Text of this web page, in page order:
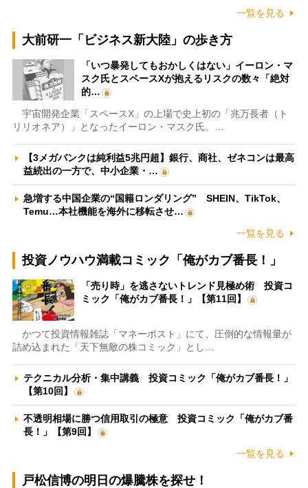
一覧を見る
大前研一「ビジネス新大陸」の歩き方
「いつ暴発してもおかしくはない」イーロン・マ
スク氏とスペースXが抱えるリスクの数々「絶対
的…
宇宙開発企業「スペースX」の上場で史上初の「兆万長者（ト
リリオネア）」となったイーロン・マスク氏。…
【3メガバンクは純利益5兆円超】銀行、商社、ゼネコンは最高
益続出の一方で、中小企業・…
急増する中国企業の“国籍ロンダリング” SHEIN、TikTok、
Temu…本社機能を海外に移転させ…
一覧を見る
投資ノウハウ満載コミック「俺がカブ番長！」
「売り時」を逃さないトレンド見極め術 投資コ
ミック「俺がカブ番長！」【第11回】
かつて投資情報雑誌「マネーポスト」にて、圧倒的な情報量が
詰め込まれた「天下無敵の株コミック」とし…
テクニカル分析・集中講義 投資コミック「俺がカブ番長！」
【第10回】
不透明相場に勝つ信用取引の極意 投資コミック「俺がカブ番
長！」【第9回】
一覧を見る
戸松信博の明日の爆騰株を探せ！